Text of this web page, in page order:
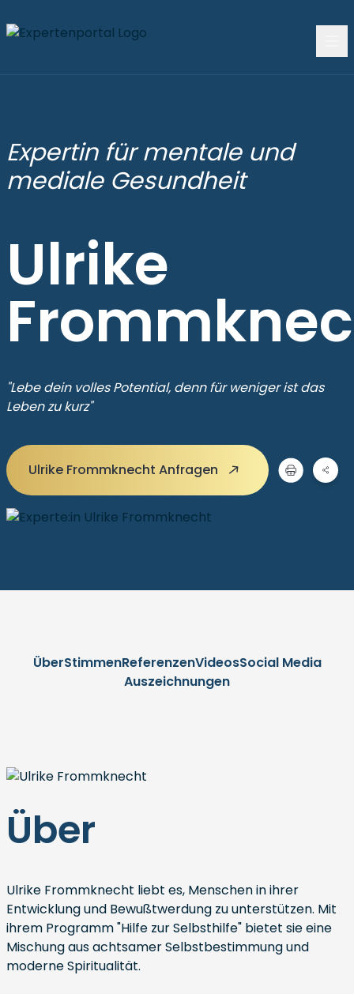
Expertin für mentale und
mediale Gesundheit
Ulrike
"Lebe dein volles Potential, denn für weniger ist das
Leben zu kurz"
Ulrike Frommknecht Anfragen
ÜberStimmenReferenzenVideosSocial Media
Auszeichnungen
Über
Ulrike Frommknecht liebt es, Menschen in ihrer
Entwicklung und Bewußtwerdung zu unterstützen. Mit
ihrem Programm "Hilfe zur Selbsthilfe" bietet sie eine
Mischung aus achtsamer Selbstbestimmung und
moderne Spiritualität.